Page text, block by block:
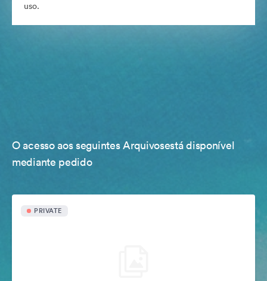
uso.
O acesso aos seguintes Arquivosestá disponível
mediante pedido
PRIVATE